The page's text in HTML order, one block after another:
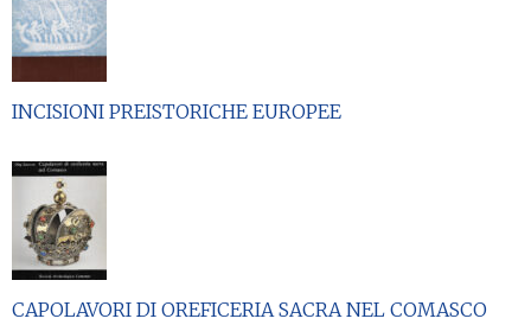
INCISIONI PREISTORICHE EUROPEE
CAPOLAVORI DI OREFICERIA SACRA NEL COMASCO